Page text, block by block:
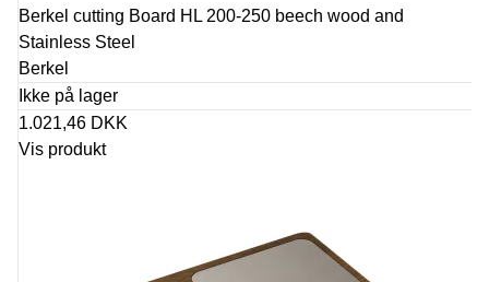
Berkel cutting Board HL 200-250 beech wood and
Stainless Steel
Berkel
Ikke på lager
1.021,46 DKK
Vis produkt